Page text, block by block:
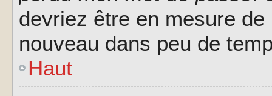
devriez être en mesure
nouveau dans peu de
Haut